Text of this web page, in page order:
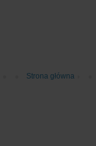
Strona główna